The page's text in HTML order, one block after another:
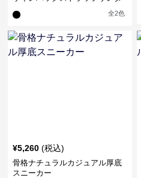
全2色
¥5,260 (税込)
骨格ナチュラルカジュアル厚底
スニーカー